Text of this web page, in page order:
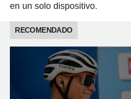
en un solo dispositivo.
RECOMENDADO